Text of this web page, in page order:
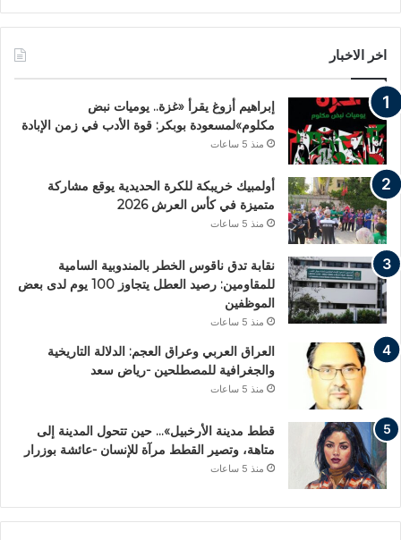
اخر الاخبار
إبراهيم أزوغ يقرأ «غزة.. يوميات نبض
مكلوم»لمسعودة بوبكر: قوة الأدب في زمن الإبادة
منذ 5 ساعات
أولمبيك خريبكة للكرة الحديدية يوقع مشاركة
متميزة في كأس العرش 2026
منذ 5 ساعات
نقابة تدق ناقوس الخطر بالمندوبية السامية
للمقاومين: رصيد العطل يتجاوز 100 يوم لدى بعض
الموظفين
منذ 5 ساعات
العراق العربي وعراق العجم: الدلالة التاريخية
والجغرافية للمصطلحين -رياض سعد
منذ 5 ساعات
قطط مدينة الأرخبيل»… حين تتحول المدينة إلى
متاهة، وتصير القطط مرآة للإنسان -عائشة بوزرار
منذ 5 ساعات